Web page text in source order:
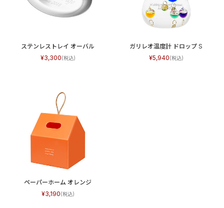
ステンレストレイ オーバル
3,300
ガリレオ温度計 ドロップ S
5,940
ペーパーホーム オレンジ
3,190